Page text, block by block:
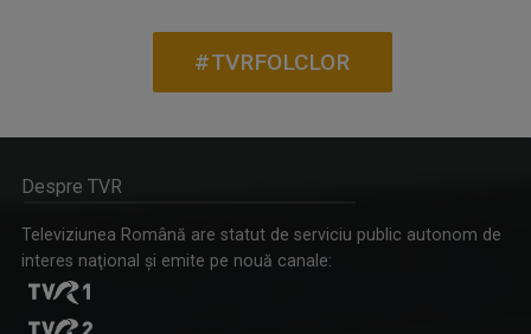
#TVRFOLCLOR
Despre TVR
Televiziunea Română are statut de serviciu public autonom de
interes naţional şi emite pe nouă canale: